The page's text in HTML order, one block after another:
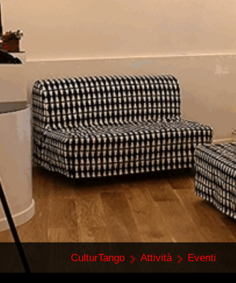
CulturTango Attività Eventi